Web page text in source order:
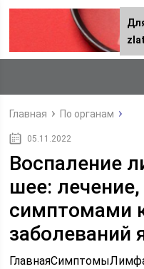
Главная По органам
05.11.2022
Воспаление
шее:
симптомами
заболеваний